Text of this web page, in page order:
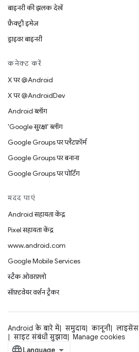
बाइनरी की झलक देखें
फ़ैक्ट्री इमेज
ड्राइवर बाइनरी
कनेक्ट करें
X पर @Android
X पर @AndroidDev
Android ब्लॉग
'Google सुरक्षा' ब्लॉग
Google Groups पर प्लैटफ़ॉर्म
Google Groups पर बनाना
Google Groups पर पोर्टिंग
मदद पाएं
Android सहायता केंद्र
Pixel सहायता केंद्र
www.android.com
Google Mobile Services
स्टैक ओवरफ़्लो
सॉफ़्टवेयर वर्शन ट्रैकर
Android के बारे में समुदाय कानूनी लाइसेंस
साइट संबंधी सुझाव
Manage cookies